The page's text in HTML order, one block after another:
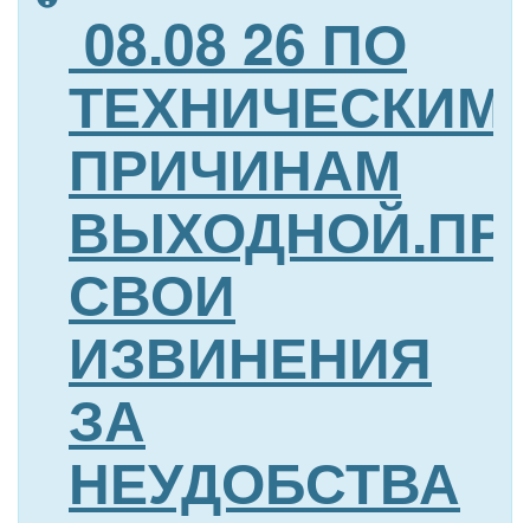
08.08 26 ПО
ТЕХНИЧЕСКИМ
ПРИЧИНАМ
СВОИ
ИЗВИНЕНИЯ
ЗА
НЕУДОБСТВА